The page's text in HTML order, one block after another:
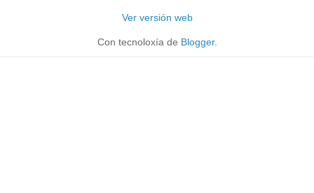
Ver versión web
Con tecnoloxía de Blogger.